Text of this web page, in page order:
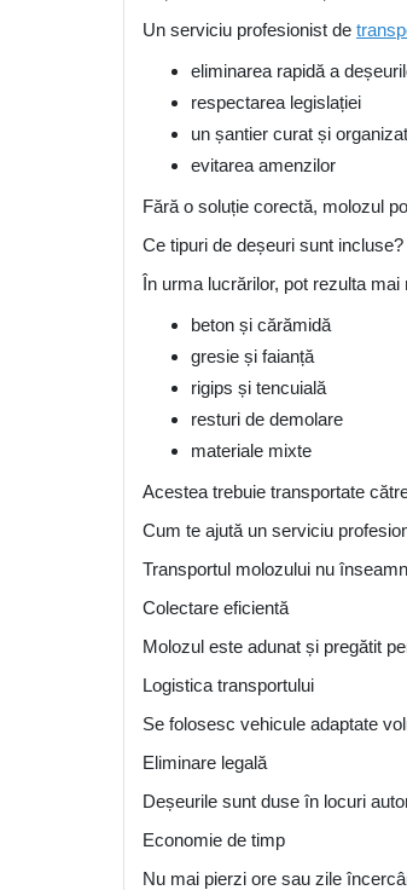
Un serviciu profesionist de
eliminarea rapidă a
respectarea legislației
un șantier curat și organizat
evitarea amenzilor
Fără o soluție corectă, molozul
Ce tipuri de deșeuri sunt incluse?
În urma lucrărilor, pot rezulta mai
beton și cărămidă
gresie și faianță
rigips și tencuială
resturi de demolare
materiale mixte
Acestea trebuie transportate
Cum te ajută un serviciu
Transportul molozului nu
Colectare eficientă
Molozul este adunat și pregătit
Logistica transportului
Se folosesc vehicule adaptate
Eliminare legală
Deșeurile sunt duse în locuri
Economie de timp
Nu mai pierzi ore sau zile